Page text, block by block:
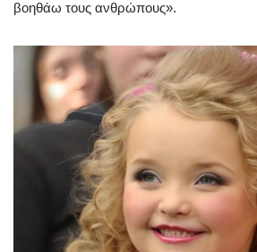
βοηθάω τους ανθρώπους».